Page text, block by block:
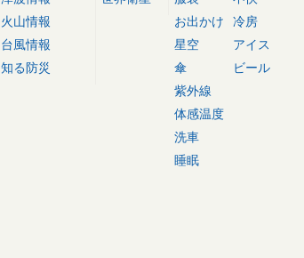
火山情報
台風情報
知る防災
お出かけ
星空
傘
紫外線
体感温度
洗車
睡眠
冷房
アイス
ビール